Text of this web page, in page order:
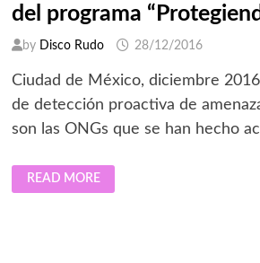
del programa
by Disco Rudo 28/12/2016
Ciudad de México, diciembre 2016
de detección proactiva de
son las ONGs que se han hecho
ESET
ANUNCIA
A
READ MORE